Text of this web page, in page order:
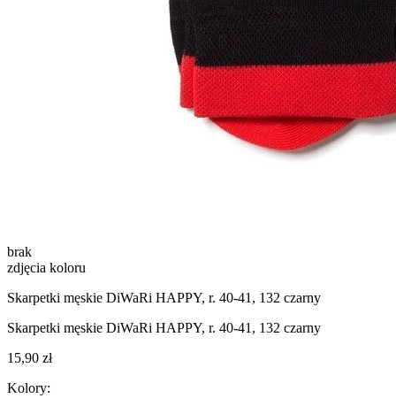
brak
zdjęcia koloru
Skarpetki męskie DiWaRi HAPPY, r. 40-41, 132 czarny
Skarpetki męskie DiWaRi HAPPY, r. 40-41, 132 czarny
15,90 zł
Kolory: